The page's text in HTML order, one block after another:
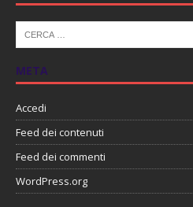
META
Accedi
Feed dei contenuti
Feed dei commenti
WordPress.org